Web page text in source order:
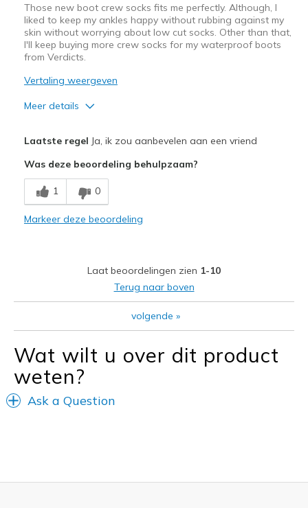
Those new boot crew socks fits me perfectly. Although, I
liked to keep my ankles happy without rubbing against my
skin without worrying about low cut socks. Other than that,
I'll keep buying more crew socks for my waterproof boots
from Verdicts.
Vertaling weergeven
Meer details
Breathe Well
Comfortable
Beste toepassingen
Casual Wear
Going Out
Special Occasions
Travel
Laatste regel Ja, ik zou aanbevelen aan een vriend
Was deze beoordeling behulpzaam?
1 0
Markeer deze beoordeling
Laat beoordelingen zien 1-10
Terug naar boven
volgende »
Wat wilt u over dit product
weten?
Ask a Question